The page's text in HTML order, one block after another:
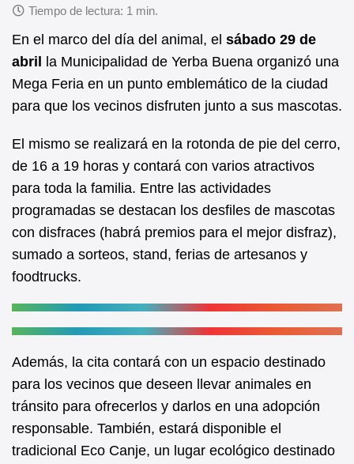
c
e
b
o
o
k
at
s
A
p
p
En el marco del día del animal, el sábado 29 de
abril
la Municipalidad de Yerba Buena organizó una
Mega Feria en un punto emblemático de la ciudad
para que los vecinos disfruten junto a sus mascotas.
El mismo se realizará en la rotonda de pie del cerro,
de 16 a 19 horas y contará con varios atractivos
para toda la familia. Entre las actividades
programadas se destacan los desfiles de mascotas
con disfraces (habrá premios para el mejor disfraz),
sumado a sorteos, stand, ferias de artesanos y
foodtrucks.
Además, la cita contará con un espacio destinado
para los vecinos que deseen llevar animales en
tránsito para ofrecerlos y darlos en una adopción
responsable. También, estará disponible el
tradicional Eco Canje, un lugar ecológico destinado